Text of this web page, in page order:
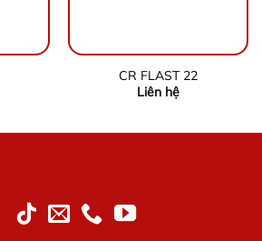
CR FLAST 22
Liên hệ